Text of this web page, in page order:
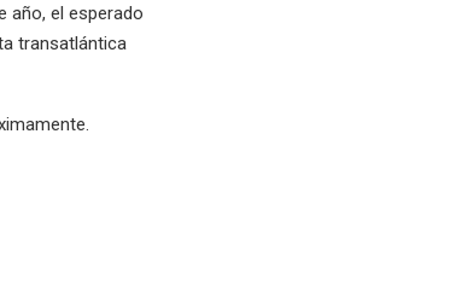
año, el esperado
transatlántica